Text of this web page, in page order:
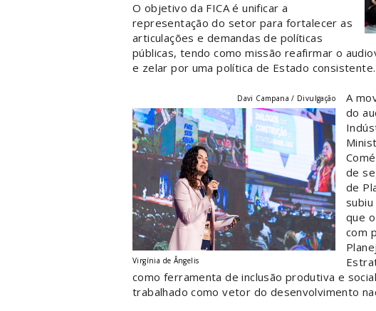
O objetivo da FICA é unificar a
representação do setor para fortalecer as
articulações e demandas de políticas
públicas, tendo como missão reafirmar o
e zelar por uma política de Estado consistente.
Davi Campana / Divulgação
Virgínia de Ângelis
A
do
de
de
que
com
como ferramenta de inclusão produtiva e
trabalhado como vetor do desenvolvimento